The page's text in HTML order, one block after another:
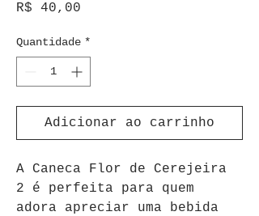
R$ 40,00
Quantidade *
Adicionar ao carrinho
A Caneca Flor de Cerejeira
2 é perfeita para quem
adora apreciar uma bebida